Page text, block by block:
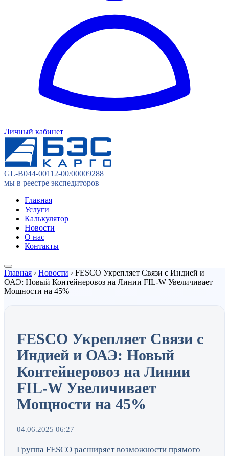
Личный кабинет
GL-B044-00112-00/00009288
мы в реестре экспедиторов
Главная
Услуги
Калькулятор
Новости
О нас
Контакты
Главная › Новости › FESCO Укрепляет Связи с Индией и
ОАЭ: Новый Контейнеровоз на Линии FIL-W Увеличивает
Мощности на 45%
FESCO Укрепляет Связи с
Индией и ОАЭ: Новый
Контейнеровоз на Линии
FIL-W Увеличивает
Мощности на 45%
04.06.2025 06:27
Группа FESCO расширяет возможности прямого